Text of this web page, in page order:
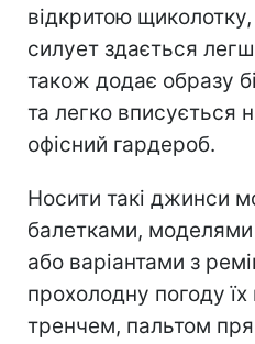
відкритою
силует здається
також додає образу
та легко вписується
офісний гардероб.
Носити такі джинси
балетками,
або варіантами з
прохолодну погоду
тренчем, пальтом